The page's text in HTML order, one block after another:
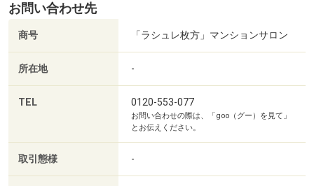
お問い合わせ先
商号 「ラシュレ枚方」マンションサロン
所在地 -
TEL 0120-553-077
お問い合わせの際は、「goo（グー）を見て」
とお伝えください。
取引態様 -